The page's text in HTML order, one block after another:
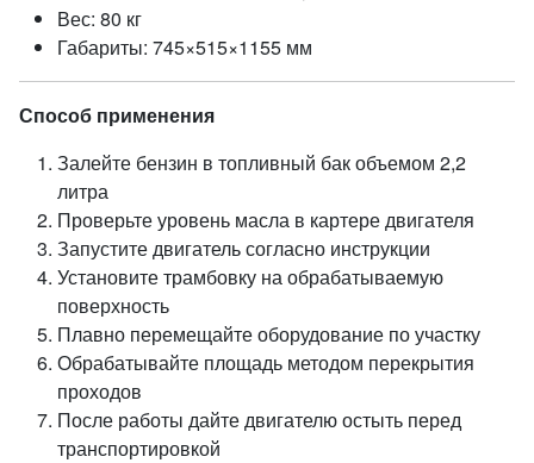
Вес: 80 кг
Габариты: 745×515×1155 мм
Способ применения
Залейте бензин в топливный бак объемом 2,2
литра
Проверьте уровень масла в картере двигателя
Запустите двигатель согласно инструкции
Установите трамбовку на обрабатываемую
поверхность
Плавно перемещайте оборудование по участку
Обрабатывайте площадь методом перекрытия
проходов
После работы дайте двигателю остыть перед
транспортировкой